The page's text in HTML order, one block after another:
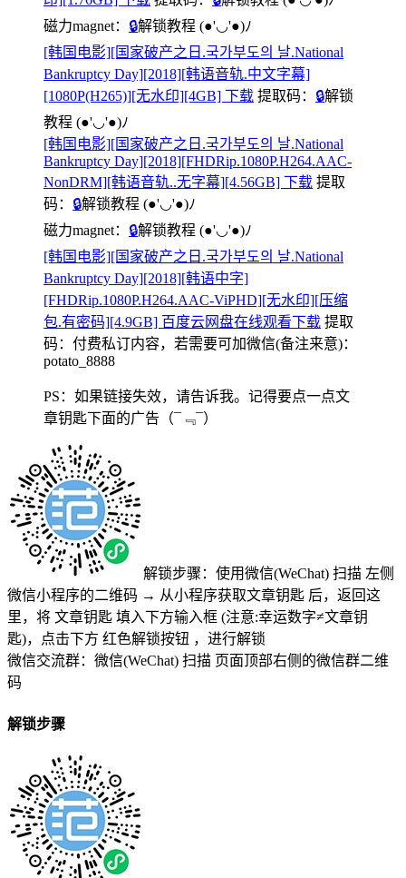
磁力magnet： 🔒解锁教程 (●'◡'●)ﾉ
[韩国电影][国家破产之日.국가부도의 날.National
Bankruptcy Day][2018][韩语音轨.中文字幕]
[1080P(H265)][无水印][4GB] 下载 提取码： 🔒解锁
教程 (●'◡'●)ﾉ
[韩国电影][国家破产之日.국가부도의 날.National
Bankruptcy Day][2018][FHDRip.1080P.H264.AAC-
NonDRM][韩语音轨..无字幕][4.56GB] 下载 提取
码： 🔒解锁教程 (●'◡'●)ﾉ
磁力magnet： 🔒解锁教程 (●'◡'●)ﾉ
[韩国电影][国家破产之日.국가부도의 날.National
Bankruptcy Day][2018][韩语中字]
[FHDRip.1080P.H264.AAC-ViPHD][无水印][压缩
包.有密码][4.9GB] 百度云网盘在线观看下载 提取
码： 付费私订内容，若需要可加微信(备注来意)：
potato_8888
PS：如果链接失效，请告诉我。记得要点一点文
章钥匙下面的广告 （¯﹃¯）
解锁步骤：使用微信(WeChat) 扫描 左侧
微信小程序的二维码 → 从小程序获取文章钥匙 后，返回这
里，将 文章钥匙 填入下方输入框 (注意:幸运数字≠文章钥
匙)，点击下方 红色解锁按钮 ，进行解锁
微信交流群：微信(WeChat) 扫描 页面顶部右侧的微信群二维
码
解锁步骤